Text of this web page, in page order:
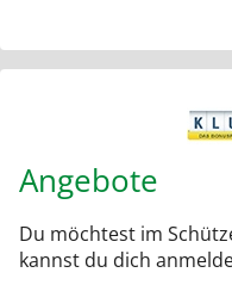
Angebote
Du möchtest im
kannst du dich